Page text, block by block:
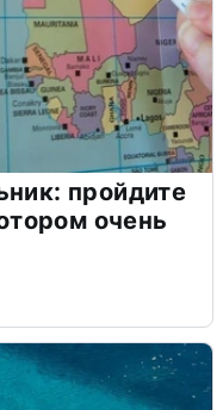
пройдите
очень